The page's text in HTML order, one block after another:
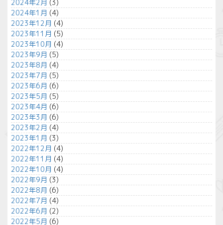
2024年2月 (3)
2024年1月 (4)
2023年12月 (4)
2023年11月 (5)
2023年10月 (4)
2023年9月 (5)
2023年8月 (4)
2023年7月 (5)
2023年6月 (6)
2023年5月 (5)
2023年4月 (6)
2023年3月 (6)
2023年2月 (4)
2023年1月 (3)
2022年12月 (4)
2022年11月 (4)
2022年10月 (4)
2022年9月 (3)
2022年8月 (6)
2022年7月 (4)
2022年6月 (2)
2022年5月 (6)